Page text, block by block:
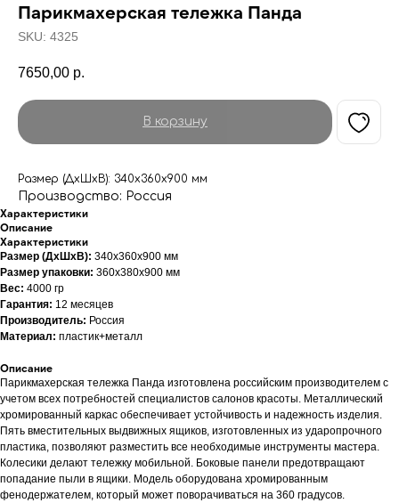
Парикмахерская тележка Панда
SKU: 4325
7650,00 р.
В корзину
Размер (ДхШхВ): 340х360х900 мм
Производство: Россия
Характеристики
Описание
Характеристики
Размер (ДхШхВ): 340х360х900 мм
Размер упаковки: 360x380x900 мм
Вес: 4000 гр
Гарантия: 12 месяцев
Производитель: Россия
Материал: пластик+металл
Описание
Парикмахерская тележка Панда изготовлена российским производителем с
учетом всех потребностей специалистов салонов красоты. Металлический
хромированный каркас обеспечивает устойчивость и надежность изделия.
Пять вместительных выдвижных ящиков, изготовленных из ударопрочного
пластика, позволяют разместить все необходимые инструменты мастера.
Колесики делают тележку мобильной. Боковые панели предотвращают
попадание пыли в ящики. Модель оборудована хромированным
фенодержателем, который может поворачиваться на 360 градусов.